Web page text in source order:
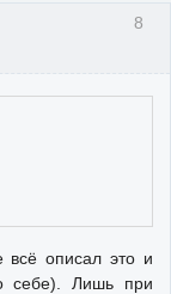
8
описал это и
себе). Лишь при